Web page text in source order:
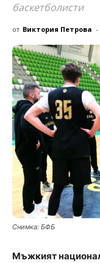
баскетболисти
от Виктория Петрова -
Снимка: БФБ
Мъжкият